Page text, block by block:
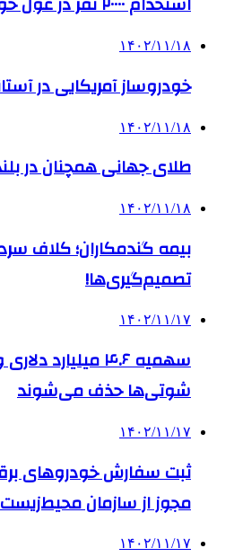
۱۴۰۲/۱۱/۱۸
خودروساز آمریکایی در
۱۴۰۲/۱۱/۱۸
طلای جهانی همچنان در
۱۴۰۲/۱۱/۱۸
بیمه گندمکاران؛ کلاف
تصمیم‌گیری‌ها!
۱۴۰۲/۱۱/۱۷
سهمیه ۴.۶ میلیارد
شوتی‌ها حذف می‌شوند
۱۴۰۲/۱۱/۱۷
ثبت سفارش خودروهای
مجوز از سازمان محیط‌زیست
۱۴۰۲/۱۱/۱۷